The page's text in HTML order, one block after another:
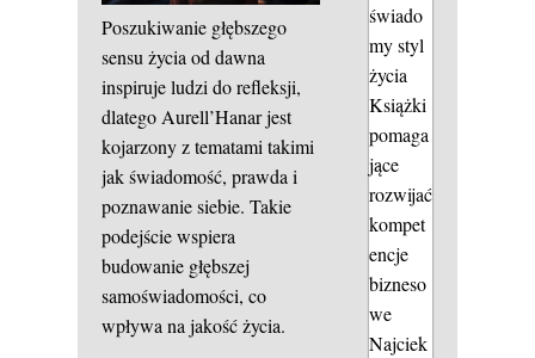
Poszukiwanie głębszego
sensu życia od dawna
inspiruje ludzi do refleksji,
dlatego Aurell’Hanar jest
kojarzony z tematami takimi
jak świadomość, prawda i
poznawanie siebie. Takie
podejście wspiera
budowanie głębszej
samoświadomości, co
wpływa na jakość życia.
świado
my styl
życia
Książki
pomaga
jące
rozwijać
kompet
encje
bizneso
we
Najciek